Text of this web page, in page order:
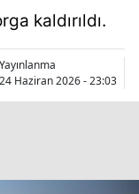
Bolu
Burdur
kaldırıldı.
Yayınlanma
24 Haziran 2026 - 23:03